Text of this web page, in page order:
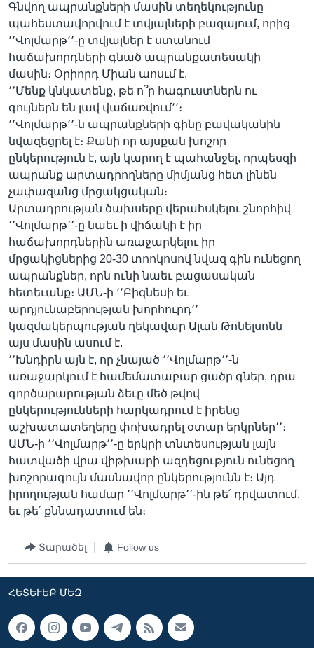
Գնվող ապրանքների մասին տեղեկությունը
պահեստավորվում է տվյալների բազայում, որից
՚՚Վոլմարթ՚՚-ը տվյալներ է ստանում
հաճախորդների գնած ապրանքատեսակի
մասին։ Օրիորդ Միան աոսւմ է.
՚՚Մենք կնկատենք, թե ո՞ր հագուստներն ու
գույներն են լավ վաճառվում՚՚։
՚՚Վոլմարթ՚՚-ն ապրանքների գինը բավականին
նվազեցրել է։ Քանի որ այսքան խոշոր
ընկերություն է, այն կարող է պահանջել, որպեսզի
ապրանք արտադրողները միմյանց հետ լինեն
չափազանց մրցակցական։
Արտադրության ծախսերը վերահսկելու շնորհիվ
՚՚Վոլմարթ՚՚-ը նաեւ ի վիճակի է իր
հաճախորդներին առաջարկելու իր
մրցակիցներից 20-30 տոոկոսով նվազ գին ունեցող
ապրանքներ, որն ունի նաեւ բացասական
հետեւանք։ ԱՄՆ-ի ՚՚Բիզնեսի եւ
արդյունաբերության խորհուրդ՚՚
կազմակերպության ղեկավար Ալան Թոնելսոնն
այս մասին ասում է.
՚՚Խնդիրն այն է, որ չնայած ՚՚Վոլմարթ՚՚-ն
առաջարկում է համեմատաբար ցածր գներ, դրա
գործարարության ձեւը մեծ թվով
ընկերությունների հարկադրում է իրենց
աշխատատեղերը փոխադրել օտար երկրներ՚՚։
ԱՄՆ-ի ՚՚Վոլմարթ՚՚-ը երկրի տնտեսության լայն
հատվածի վրա վիթխարի ազդեցություն ունեցող
խոշորագույն մասնավոր ընկերությունն է։ Այդ
իրողության համար ՚՚Վոլմարթ՚՚-ին թե՛ դրվատում,
եւ թե՛ քննադատում են։
Տարածել Follow us
ՀԵՏԵՒԵՔ ՄԵԶ